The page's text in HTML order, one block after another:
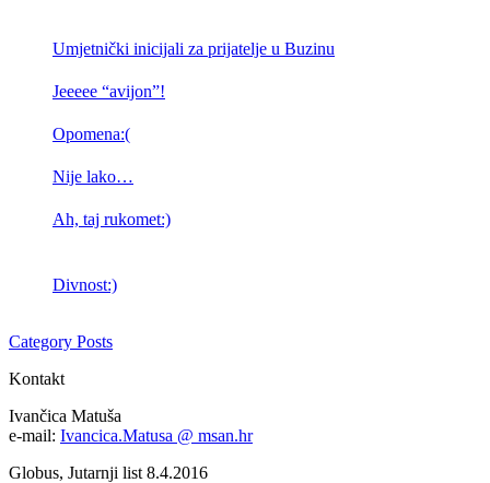
Umjetnički inicijali za prijatelje u Buzinu
Jeeeee “avijon”!
Opomena:(
Nije lako…
Ah, taj rukomet:)
Divnost:)
Category Posts
Kontakt
Ivančica Matuša
e-mail: Ivancica.Matusa @ msan.hr
Globus, Jutarnji list 8.4.2016